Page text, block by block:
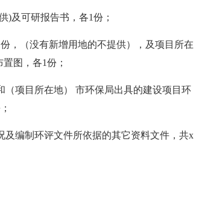
)及可研报告书，各1份；
，（没有新增用地的不提供），及项目所在
图，各1份；
（项目所在地） 市环保局出具的建设项目环
及编制环评文件所依据的其它资料文件，共x